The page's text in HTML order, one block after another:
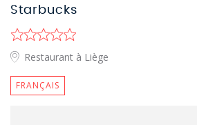
Starbucks
Restaurant à Liège
FRANÇAIS